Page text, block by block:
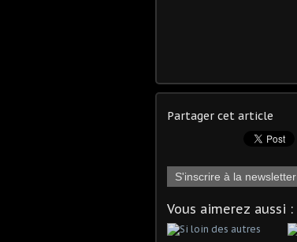
Partager cet article
S'inscrire à la newsletter
Vous aimerez aussi :